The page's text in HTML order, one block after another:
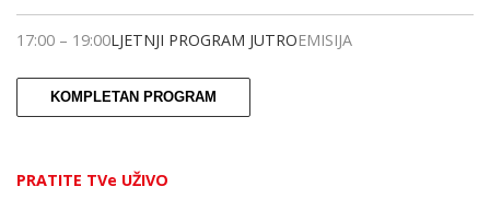
17:00 – 19:00LJETNJI PROGRAM JUTROEMISIJA
KOMPLETAN PROGRAM
PRATITE TVe UŽIVO